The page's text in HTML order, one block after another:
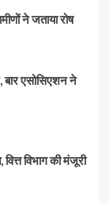
ने जताया रोष
बार एसोसिएशन ने
वित्त विभाग की मंजूरी